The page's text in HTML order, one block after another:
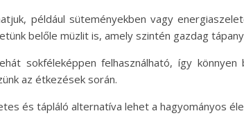
például süteményekben vagy
belőle müzlit is, amely szintén gazdag
sokféleképpen felhasználható, így
az étkezések során.
és tápláló alternatíva lehet a hagyományos